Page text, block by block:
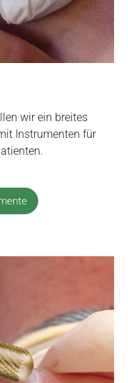
wir ein breites
Instrumenten für